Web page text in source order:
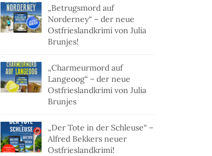
„Betrugsmord auf
Norderney“ – der neue
Ostfrieslandkrimi von Julia
Brunjes!
„Charmeurmord auf
Langeoog“ – der neue
Ostfrieslandkrimi von Julia
Brunjes
„Der Tote in der Schleuse“ –
Alfred Bekkers neuer
Ostfrieslandkrimi!